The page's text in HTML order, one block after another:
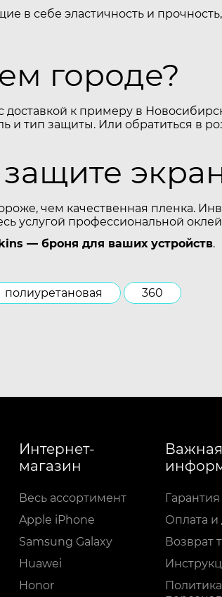
в себе эластичность и
городе?
доставкой к примеру в
и тип защиты. Или обратиться в
чем качественная пленка.
услугой профессиональной
— броня для ваших устройств.
полиуретановая 360
Интернет-
магазин
Весь ассортимент
Apple iPhone
Samsung Galaxy
Huawei
Honor
Важная
Оплата и
Возврат